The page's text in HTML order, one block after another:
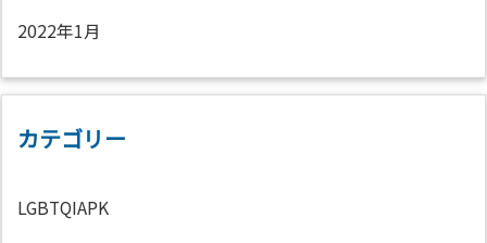
2022年1月
カテゴリー
LGBTQIAPK